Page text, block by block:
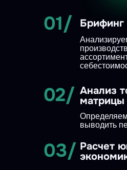
01/ Брифинг
02/ Анализ
матрицы
выводить
Расчет
03/